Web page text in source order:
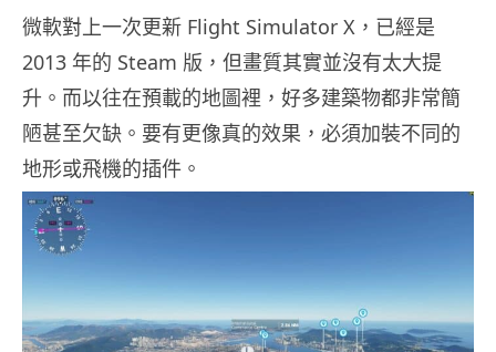
微軟對上一次更新 Flight Simulator X ，已經是
2013 年的 Steam 版，但畫質其實並沒有太大提
升。而以往在預載的地圖裡，好多建築物都非常簡
陋甚至欠缺。要有更像真的效果，必須加裝不同的
地形或飛機的插件。